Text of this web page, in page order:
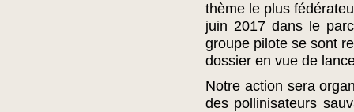
thème le plus
juin 2017 dans le
groupe pilote se sont
dossier en vue de
Notre action sera
des pollinisateurs